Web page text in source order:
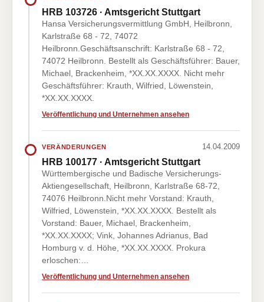
HRB 103726 · Amtsgericht Stuttgart
Hansa Versicherungsvermittlung GmbH, Heilbronn,
Karlstraße 68 - 72, 74072
Heilbronn.Geschäftsanschrift: Karlstraße 68 - 72,
74072 Heilbronn. Bestellt als Geschäftsführer: Bauer,
Michael, Brackenheim, *XX.XX.XXXX. Nicht mehr
Geschäftsführer: Krauth, Wilfried, Löwenstein,
*XX.XX.XXXX.
Veröffentlichung und Unternehmen ansehen
VERÄNDERUNGEN 14.04.2009
HRB 100177 · Amtsgericht Stuttgart
Württembergische und Badische Versicherungs-
Aktiengesellschaft, Heilbronn, Karlstraße 68-72,
74076 Heilbronn.Nicht mehr Vorstand: Krauth,
Wilfried, Löwenstein, *XX.XX.XXXX. Bestellt als
Vorstand: Bauer, Michael, Brackenheim,
*XX.XX.XXXX; Vink, Johannes Adrianus, Bad
Homburg v. d. Höhe, *XX.XX.XXXX. Prokura
erloschen:…
Veröffentlichung und Unternehmen ansehen